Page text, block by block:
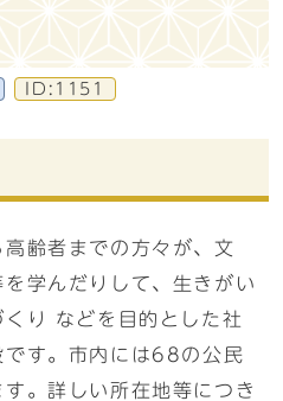
ID:1151
齢者までの方々が、文
学んだりして、生きがい
り などを目的とした社
です。市内には68の公民
。詳しい所在地等につき